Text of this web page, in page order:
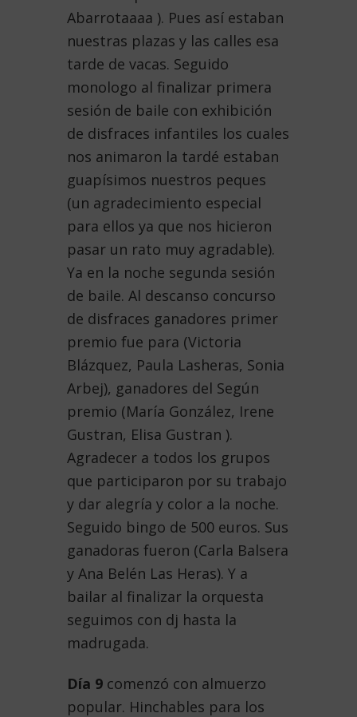
Abarrotaaaa ). Pues así estaban
nuestras plazas y las calles esa
tarde de vacas. Seguido
monologo al finalizar primera
sesión de baile con exhibición
de disfraces infantiles los cuales
nos animaron la tardé estaban
guapísimos nuestros peques
(un agradecimiento especial
para ellos ya que nos hicieron
pasar un rato muy agradable).
Ya en la noche segunda sesión
de baile. Al descanso concurso
de disfraces ganadores primer
premio fue para (Victoria
Blázquez, Paula Lasheras, Sonia
Arbej), ganadores del Según
premio (María González, Irene
Gustran, Elisa Gustran ).
Agradecer a todos los grupos
que participaron por su trabajo
y dar alegría y color a la noche.
Seguido bingo de 500 euros. Sus
ganadoras fueron (Carla Balsera
y Ana Belén Las Heras). Y a
bailar al finalizar la orquesta
seguimos con dj hasta la
madrugada.
Día 9 comenzó con almuerzo
popular. Hinchables para los